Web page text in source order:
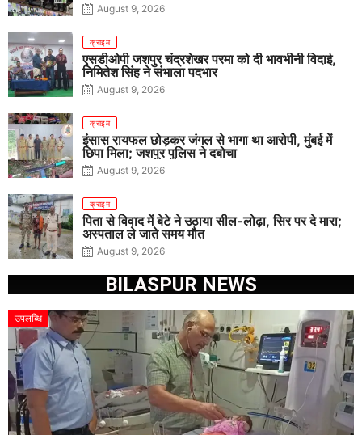
August 9, 2026
क्राइम
एसडीओपी जशपुर चंद्रशेखर परमा को दी भावभीनी विदाई,
निमितेश सिंह ने संभाला पदभार
August 9, 2026
क्राइम
इंसास रायफल छोड़कर जंगल से भागा था आरोपी, मुंबई में
छिपा मिला; जशपुर पुलिस ने दबोचा
August 9, 2026
क्राइम
पिता से विवाद में बेटे ने उठाया सील-लोढ़ा, सिर पर दे मारा;
अस्पताल ले जाते समय मौत
August 9, 2026
BILASPUR NEWS
उपलब्धि